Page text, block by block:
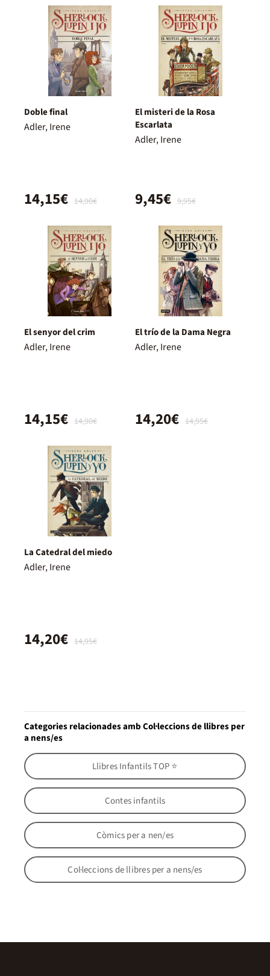
Doble final
Adler, Irene
14,90€
14,15€
El misteri de la Rosa
Escarlata
Adler, Irene
9,95€
9,45€
El senyor del crim
Adler, Irene
14,90€
14,15€
El trío de la Dama Negra
Adler, Irene
14,95€
14,20€
La Catedral del miedo
Adler, Irene
14,95€
14,20€
Categories relacionades amb Col·leccions de llibres per
a nens/es
Llibres Infantils TOP ⭐
Contes infantils
Còmics per a nen/es
Col·leccions de llibres per a nens/es